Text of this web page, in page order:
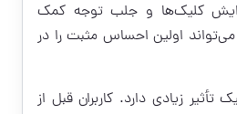
کلیک‌ها و جلب توجه کمک
اولین احساس مثبت را در
تأثیر زیادی دارد. کاربران قبل از